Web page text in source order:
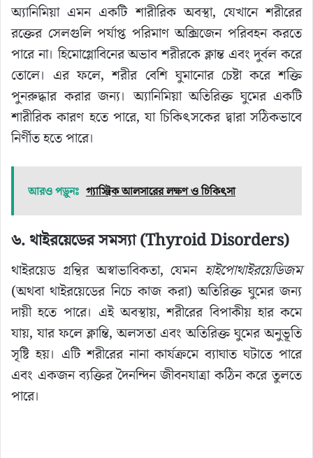
অ্যানিমিয়া এমন একটি শারীরিক অবস্থা, যেখানে শরীরের
রক্তের সেলগুলি পর্যাপ্ত পরিমাণ অক্সিজেন পরিবহন করতে
পারে না। হিমোগ্লোবিনের অভাব শরীরকে ক্লান্ত এবং দুর্বল করে
তোলে। এর ফলে, শরীর বেশি ঘুমানোর চেষ্টা করে শক্তি
পুনরুদ্ধার করার জন্য। অ্যানিমিয়া অতিরিক্ত ঘুমের একটি
শারীরিক কারণ হতে পারে, যা চিকিৎসকের দ্বারা সঠিকভাবে
নির্ণীত হতে পারে।
আরও পড়ুনঃ গ্যাস্ট্রিক আলসারের লক্ষণ ও চিকিৎসা
৬. থাইরয়েডের সমস্যা (Thyroid Disorders)
থাইরয়েড গ্রন্থির অস্বাভাবিকতা, যেমন হাইপোথাইরয়েডিজম
(অথবা থাইরয়েডের নিচে কাজ করা) অতিরিক্ত ঘুমের জন্য
দায়ী হতে পারে। এই অবস্থায়, শরীরের বিপাকীয় হার কমে
যায়, যার ফলে ক্লান্তি, অলসতা এবং অতিরিক্ত ঘুমের অনুভূতি
সৃষ্টি হয়। এটি শরীরের নানা কার্যক্রমে ব্যাঘাত ঘটাতে পারে
এবং একজন ব্যক্তির দৈনন্দিন জীবনযাত্রা কঠিন করে তুলতে
পারে।